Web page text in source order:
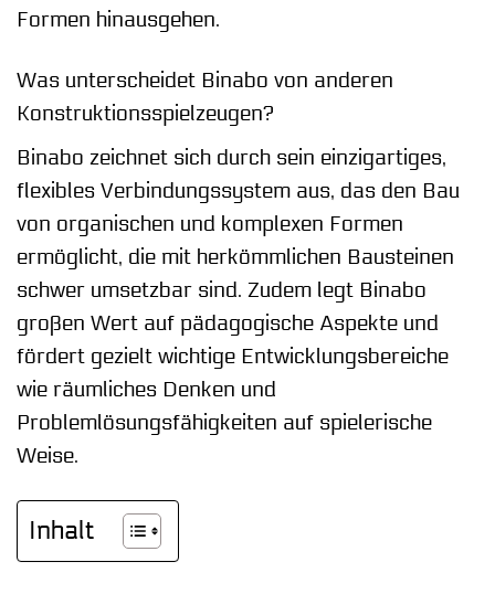
Formen hinausgehen.
Was unterscheidet Binabo von anderen
Konstruktionsspielzeugen?
Binabo zeichnet sich durch sein einzigartiges,
flexibles Verbindungssystem aus, das den Bau
von organischen und komplexen Formen
ermöglicht, die mit herkömmlichen Bausteinen
schwer umsetzbar sind. Zudem legt Binabo
großen Wert auf pädagogische Aspekte und
fördert gezielt wichtige Entwicklungsbereiche
wie räumliches Denken und
Problemlösungsfähigkeiten auf spielerische
Weise.
Inhalt